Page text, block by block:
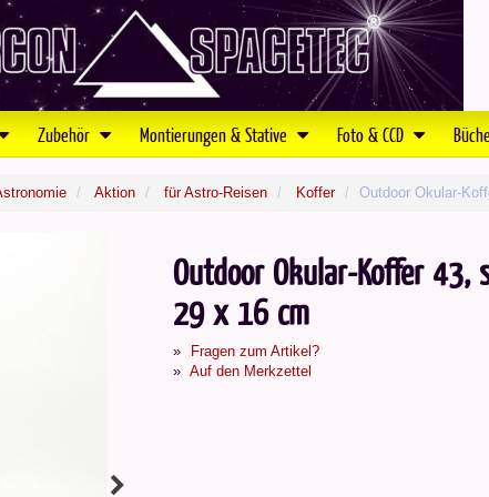
Zubehör Montierungen & Stative Foto & CCD
Aktion für Astro-Reisen Koffer Outdoor Okular-
Outdoor Okular-Koffer 43,
29 x 16 cm
Fragen zum Artikel?
Auf den Merkzettel